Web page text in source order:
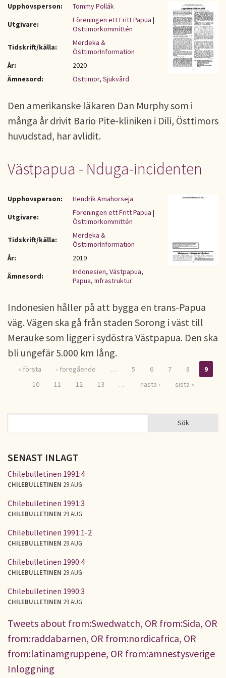
Upphovsperson:
Tommy Pollák
Utgivare:
Föreningen ett Fritt Papua |
Östtimorkommittén
Tidskrift/källa:
Merdeka &
ÖsttimorInformation
År:
2020
Ämnesord:
Östtimor, Sjukvård
Den amerikanske läkaren Dan Murphy som i
många år drivit Bario Pite-kliniken i Dili, Östtimors
huvudstad, har avlidit.
Västpapua - Nduga-incidenten
Upphovsperson:
Hendrik Amahorseja
Utgivare:
Föreningen ett Fritt Papua |
Östtimorkommittén
Tidskrift/källa:
Merdeka &
ÖsttimorInformation
År:
2019
Ämnesord:
Indonesien, Västpapua,
Papua, Infrastruktur
Indonesien håller på att bygga en trans-Papua
väg. Vägen ska gå från staden Sorong i väst till
Merauke som ligger i sydöstra Västpapua. Den ska
bli ungefär 5.000 km lång.
Sidor
« första ‹ föregående … 5 6 7 8
9
10
11 12 13 … nästa › sista »
SÖKFORMULÄR Sök
SENAST INLAGT
Chilebulletinen 1991:4
CHILEBULLETINEN 29 AUG
Chilebulletinen 1991:3
CHILEBULLETINEN 29 AUG
Chilebulletinen 1991:1-2
CHILEBULLETINEN 29 AUG
Chilebulletinen 1990:4
CHILEBULLETINEN 29 AUG
Chilebulletinen 1990:3
CHILEBULLETINEN 29 AUG
Tweets about from:Swedwatch, OR from:Sida, OR
from:raddabarnen, OR from:nordicafrica, OR
from:latinamgruppene, OR from:amnestysverige
Inloggning